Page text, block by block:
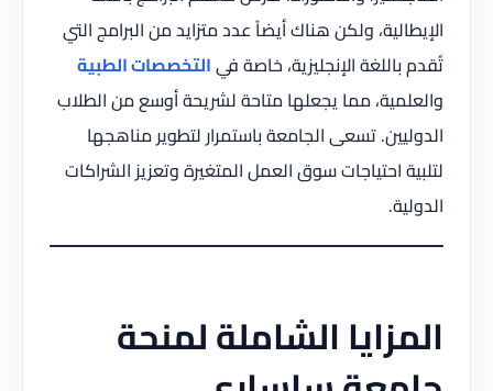
الإيطالية، ولكن هناك أيضاً عدد متزايد من البرامج التي
تُقدم باللغة الإنجليزية، خاصة فيالتخصصات الطبية
والعلمية، مما يجعلها متاحة لشريحة أوسع من الطلاب
الدوليين. تسعى الجامعة باستمرار لتطوير مناهجها
لتلبية احتياجات سوق العمل المتغيرة وتعزيز الشراكات
الدولية.
المزايا الشاملة لمنحة